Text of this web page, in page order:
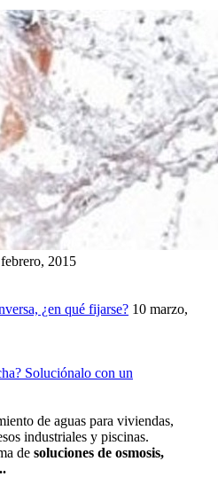
2015
¿en qué fijarse? 10 marzo,
Soluciónalo con un
de aguas para viviendas,
industriales y piscinas.
de soluciones de osmosis,